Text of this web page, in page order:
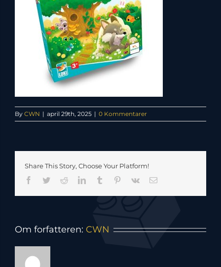
By CWN | april 29th, 2025 | 0 Kommentarer
Share This Story, Choose Your Platform!
Facebook
TwitterRedditLinkedInTumblr Pinterest
Vk
E-
Om forfatteren: CWN